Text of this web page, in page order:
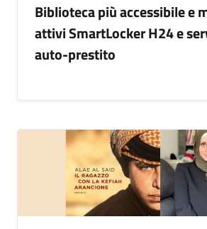
Biblioteca più accessibile e
attivi SmartLocker H24 e
auto-prestito